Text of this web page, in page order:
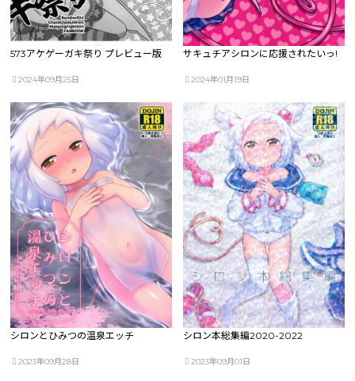
573アケゲーガキ祭り プレビュー版
2024年09月25日
サキュチアシロンに応援されたいっ!
2024年01月19日
シロンとひみつの温泉エッチ
2023年09月28日
シロン本総集編2020-2022
2023年09月01日